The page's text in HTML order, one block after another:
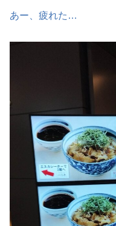
あー、疲れた…